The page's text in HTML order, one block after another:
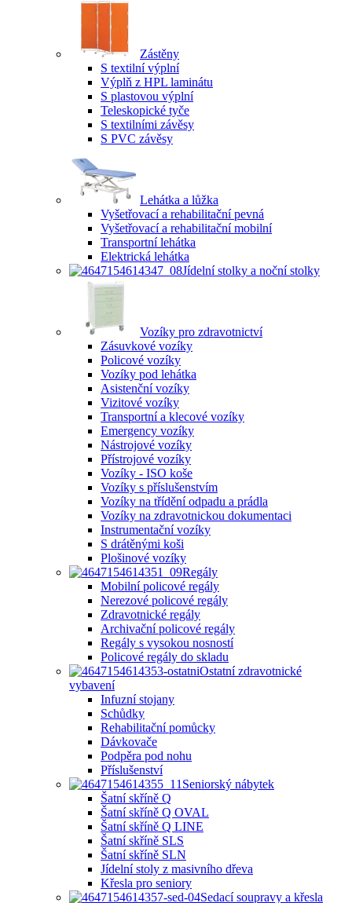
Zástěny
S textilní výplní
Výplň z HPL laminátu
S plastovou výplní
Teleskopické tyče
S textilními závěsy
S PVC závěsy
Lehátka a lůžka
Vyšetřovací a rehabilitační pevná
Vyšetřovací a rehabilitační mobilní
Transportní lehátka
Elektrická lehátka
Jídelní stolky a noční stolky
Vozíky pro zdravotnictví
Zásuvkové vozíky
Policové vozíky
Vozíky pod lehátka
Asistenční vozíky
Vizitové vozíky
Transportní a klecové vozíky
Emergency vozíky
Nástrojové vozíky
Přístrojové vozíky
Vozíky - ISO koše
Vozíky s příslušenstvím
Vozíky na třídění odpadu a prádla
Vozíky na zdravotnickou dokumentaci
Instrumentační vozíky
S drátěnými koši
Plošinové vozíky
Regály
Mobilní policové regály
Nerezové policové regály
Zdravotnické regály
Archivační policové regály
Regály s vysokou nosností
Policové regály do skladu
Ostatní zdravotnické
vybavení
Infuzní stojany
Schůdky
Rehabilitační pomůcky
Dávkovače
Podpěra pod nohu
Příslušenství
Seniorský nábytek
Šatní skříně Q
Šatní skříně Q OVAL
Šatní skříně Q LINE
Šatní skříně SLS
Šatní skříně SLN
Jídelní stoly z masivního dřeva
Křesla pro seniory
Sedací soupravy a křesla